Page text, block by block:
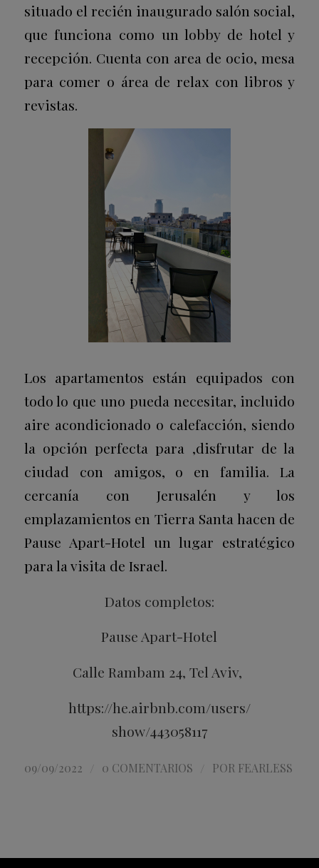
situado el recién inaugurado salón social,
que funciona como un lobby de hotel y
recepción. Cuenta con area de ocio, mesa
para comer o área de relax con libros y
revistas.
Los apartamentos están equipados con
todo lo que uno pueda necesitar, incluido
aire acondicionado o calefacción, siendo
la opción perfecta para ,disfrutar de la
ciudad con amigos, o en familia. La
cercanía con Jerusalén y los
emplazamientos en Tierra Santa hacen de
Pause Apart-Hotel un lugar estratégico
para la visita de Israel.
Datos completos:
Pause Apart-Hotel
Calle Rambam 24, Tel Aviv,
https://he.airbnb.com/users/
show/443058117
09/09/2022 0 COMENTARIOS POR FEARLESS